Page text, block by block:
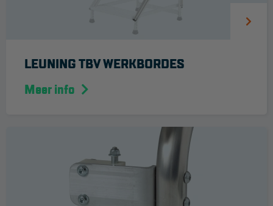
Hangbruginstallaties
Schilderwerkzaamheden
LEUNING TBV WERKBORDES
Meer info